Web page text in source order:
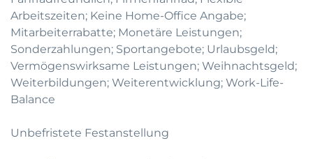
Arbeitszeiten; Keine Home-Office Angabe;
Mitarbeiterrabatte; Monetäre Leistungen;
Sonderzahlungen; Sportangebote; Urlaubsgeld;
Vermögenswirksame Leistungen; Weihnachtsgeld;
Weiterbildungen; Weiterentwicklung; Work-Life-
Balance
Unbefristete Festanstellung